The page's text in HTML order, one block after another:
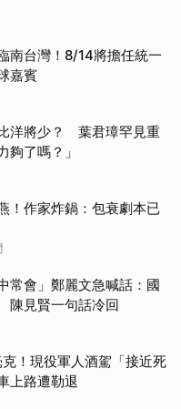
南台灣！8/14將擔任統一
嘉賓
洋將少？ 葉君璋罕見重
夠了嗎？」
！作家炸鍋：包衰劇本已
常會」鄭麗文急喊話：國
見賢一句話冷回
！現役軍人酒駕「接近死
上路遭勒退